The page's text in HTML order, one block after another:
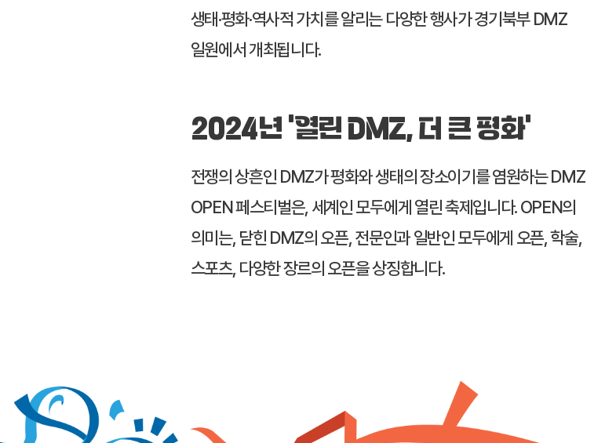
생태·평화·역사적 가치를 알리는 다양한 행사가 경기북부 DMZ
일원에서 개최됩니다.
2024년 ‘열린 DMZ, 더 큰 평화’
전쟁의 상흔인 DMZ가 평화와 생태의 장소이기를 염원하는 DMZ
OPEN 페스티벌은, 세계인 모두에게 열린 축제입니다. OPEN의
의미는, 닫힌 DMZ의 오픈, 전문인과 일반인 모두에게 오픈, 학술,
스포츠, 다양한 장르의 오픈을 상징합니다.